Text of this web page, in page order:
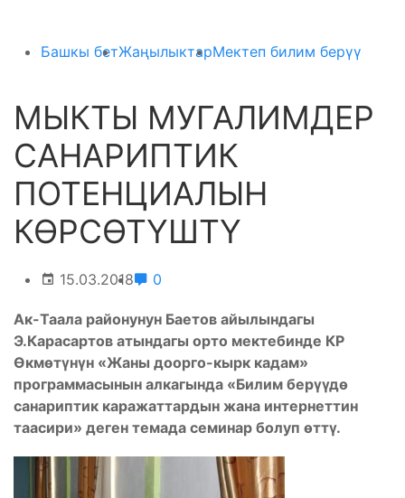
Башкы бетЖаңылыктарМектеп билим берүү
МЫКТЫ МУГАЛИМДЕР
САНАРИПТИК
ПОТЕНЦИАЛЫН
КӨРСӨТҮШТҮ
15.03.2018 0
Ак-Таала районунун Баетов айылындагы
Э.Карасартов атындагы орто мектебинде КР
Ѳкмѳтүнүн «Жаны доорго-кырк кадам»
программасынын алкагында «Билим берүүдѳ
санариптик каражаттардын жана интернеттин
таасири» деген темада семинар болуп ѳттү.